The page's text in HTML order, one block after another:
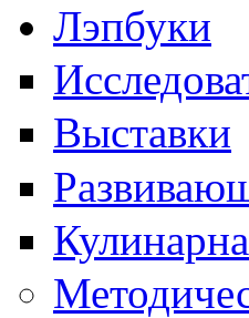
Лэпбуки
Выставки